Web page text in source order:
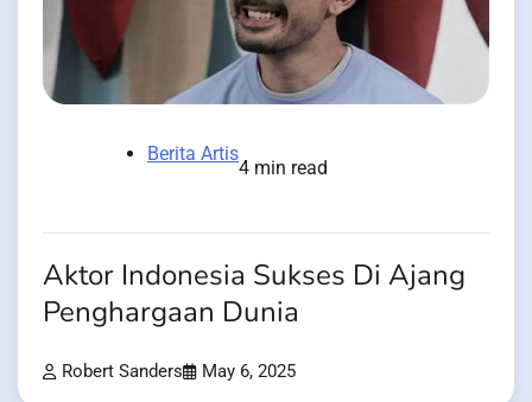
Berita Artis
4 min read
Aktor Indonesia Sukses Di Ajang
Penghargaan Dunia
Robert Sanders May 6, 2025